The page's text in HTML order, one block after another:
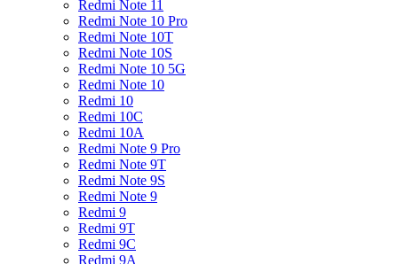
Redmi Note 11
Redmi Note 10 Pro
Redmi Note 10T
Redmi Note 10S
Redmi Note 10 5G
Redmi Note 10
Redmi 10
Redmi 10C
Redmi 10A
Redmi Note 9 Pro
Redmi Note 9T
Redmi Note 9S
Redmi Note 9
Redmi 9
Redmi 9T
Redmi 9C
Redmi 9A